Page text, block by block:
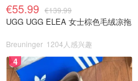
€55.99 €139.99
UGG UGG ELEA 女士棕色毛绒凉拖
Breuninger 1204人感兴趣
4